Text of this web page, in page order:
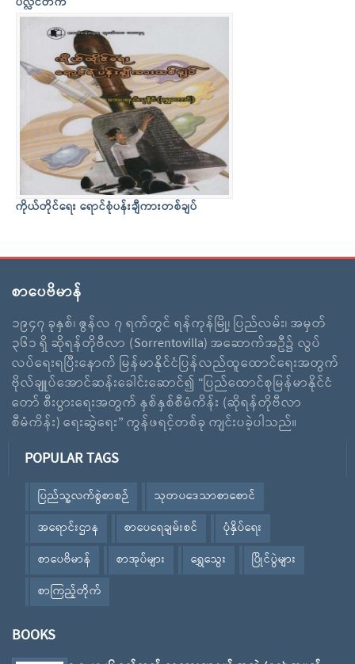
ကိုယ်တိုင်ရေး ရောင်စုံပန်းချီကားတစ်ချပ်
စာပေဗိမာန်
၁၉၄၇ ခုနှစ်၊ ဇွန်လ ၇ ရက်တွင် ရန်ကုန်မြို့၊ ပြည်လမ်း၊ အမှတ်
၃၆၁ ရှိ ဆိုရန်တိုဗီလာ (Sorrentovilla) အဆောက်အဦ၌ လွပ်
လပ်ရေးရပြီးနောက် မြန်မာနိုင်ငံပြန်လည်ထူထောင်ရေးအတွက်
ဗိုလ်ချူပ်အောင်ဆန်းခေါင်းဆောင်၍ “ပြည်ထောင်စုမြန်မာနိုင်ငံ
တော် စီးပွားရေးအတွက် နှစ်နှစ်စီမံကိန်း (ဆိုရန်တိုဗီလာ
စီမံကိန်း) ရေးဆွဲရေး” ကွန်ဖရင့်တစ်ခု ကျင်းပခဲ့ပါသည်။
POPULAR TAGS
ပြည်သူ့လက်စွဲစာစဉ်
သုတပဒေသာစာစောင်
အရောင်းဌာန
စာပေရေချမ်းစင်
ပုံနှိပ်ရေး
စာပေဗိမာန်
စာအုပ်များ ရွှေသွေး
ပြိုင်ပွဲများ
စာကြည့်တိုက်
BOOKS